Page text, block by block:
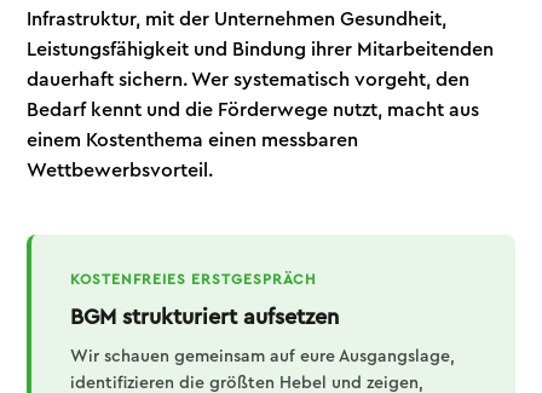
Infrastruktur, mit der Unternehmen Gesundheit,
Leistungsfähigkeit und Bindung ihrer Mitarbeitenden
dauerhaft sichern. Wer systematisch vorgeht, den
Bedarf kennt und die Förderwege nutzt, macht aus
einem Kostenthema einen messbaren
Wettbewerbsvorteil.
KOSTENFREIES ERSTGESPRÄCH
BGM strukturiert aufsetzen
Wir schauen gemeinsam auf eure Ausgangslage,
identifizieren die größten Hebel und zeigen,